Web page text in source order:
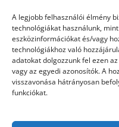
A legjobb felhasználói élmény
technológiákat használunk,
eszközinformációkat és/vagy
technológiákhoz való
adatokat dolgozzunk fel ezen
vagy az egyedi azonosítók. A
visszavonása hátrányosan
funkciókat.
Poiwiki
Öntözőrendszer
Jazz Steps
Unicorn Multipro